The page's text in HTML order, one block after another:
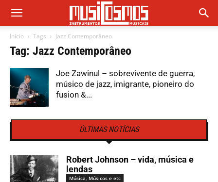
Início Tags Jazz Contemporâneo
Tag: Jazz Contemporâneo
Joe Zawinul – sobrevivente de guerra,
músico de jazz, imigrante, pioneiro do
fusion &...
ÚLTIMAS NOTÍCIAS
Robert Johnson – vida, música e
lendas
Música, Músicos e etc